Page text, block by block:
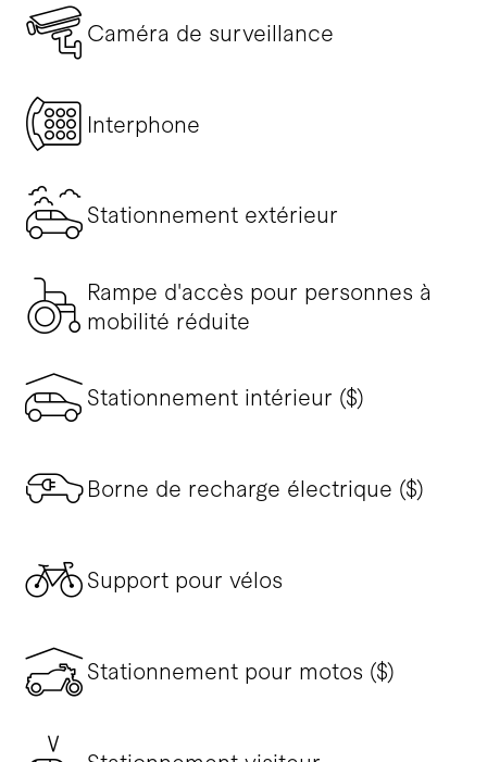
Caméra de surveillance
Interphone
Stationnement extérieur
Rampe d'accès pour personnes à
mobilité réduite
Stationnement intérieur ($)
Borne de recharge électrique ($)
Support pour vélos
Stationnement pour motos ($)